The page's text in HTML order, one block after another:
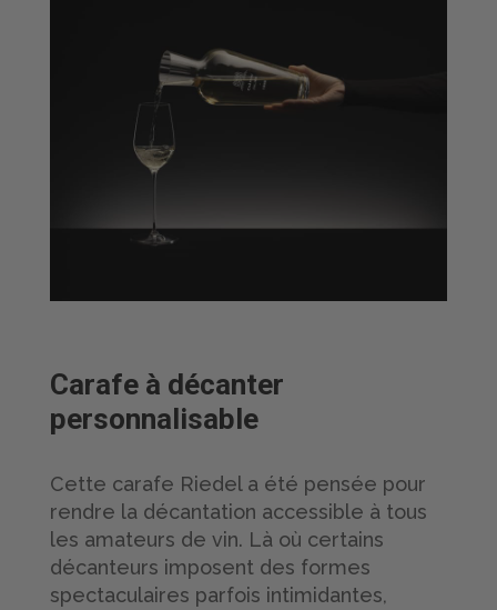
Carafe à décanter
personnalisable
Cette carafe Riedel a été pensée pour
rendre la décantation accessible à tous
les amateurs de vin. Là où certains
décanteurs imposent des formes
spectaculaires parfois intimidantes,